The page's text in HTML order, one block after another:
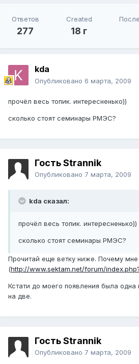
Ответов
277
Created
18 г
kda
Опубликовано 6 марта, 2009
прочёл весь топик. интересненько))
сколько стоят семинары РМЭС?
Гость Strannik
Опубликовано 7 марта, 2009
kda сказал:
прочёл весь топик. интересненько))
сколько стоят семинары РМЭС?
Прочитай еще ветку ниже. Почему
(http://www.sektam.net/forum/
Кстати до моего появления была
на две.
Гость Strannik
Опубликовано 7 марта, 2009